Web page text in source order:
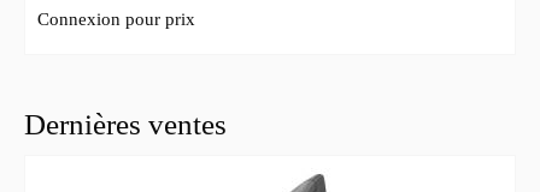
Connexion pour prix
Dernières ventes